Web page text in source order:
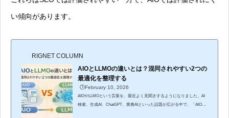
い傾向があります。
RIGNET COLUMN
AIOとLLMOの違いとは？混同されやすい2つの
最適化を整理する
🕒️February 10, 2026
AIOやLLMOという言葉を、最近よく見聞きするようになりました。AI
検索、生成AI、ChatGPT、業務AIといった話題が広がる中で、「AIOも